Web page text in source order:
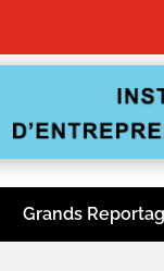
Grands